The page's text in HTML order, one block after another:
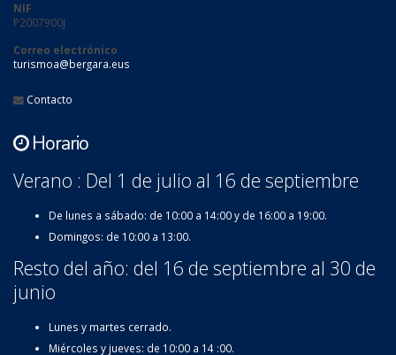
NIF
P2007900J
Correo electrónico
turismoa@bergara.eus
Contacto
Horario
Verano : Del 1 de julio al 16 de septiembre
De lunes a sábado: de 10:00 a 14:00 y de 16:00 a 19:00.
Domingos: de 10:00 a 13:00.
Resto del año: del 16 de septiembre al 30 de
junio
Lunes y martes cerrado.
Miércoles y jueves: de 10:00 a 14 :00.